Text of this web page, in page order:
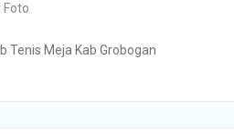
Foto
Tenis Meja Kab Grobogan